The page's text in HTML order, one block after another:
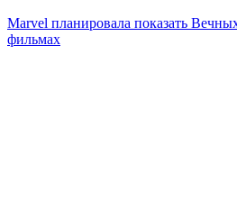
Marvel планировала показать
фильмах